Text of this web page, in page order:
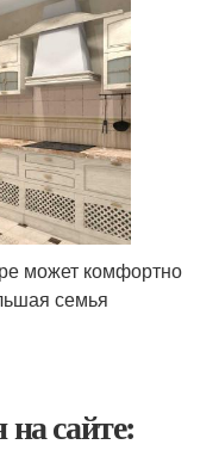
может комфортно
семья
сайте: